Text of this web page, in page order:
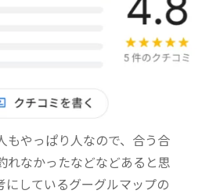
もやっぱり人なので、合う合
れなかったなどなどあると思
にしているグーグルマップの